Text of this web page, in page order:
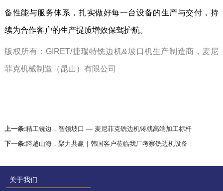
备性能与服务体系，扎实做好每一台设备的生产与交付，持
续为合作客户的生产提质增效保驾护航。
版权所有：GIRET/捷瑞特铣边机&坡口机生产制造商，麦尼
菲克机械制造（昆山）有限公司
上一条:精工铣边，智领坡口 — 麦尼菲克铣边机铸就高端加工标杆
下一条:跨越山海，聚力共赢｜韩国客户莅临我厂考察铣边机设备
关于我们